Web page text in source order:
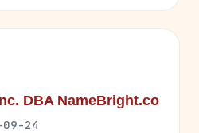
DBA NameBright.co
24